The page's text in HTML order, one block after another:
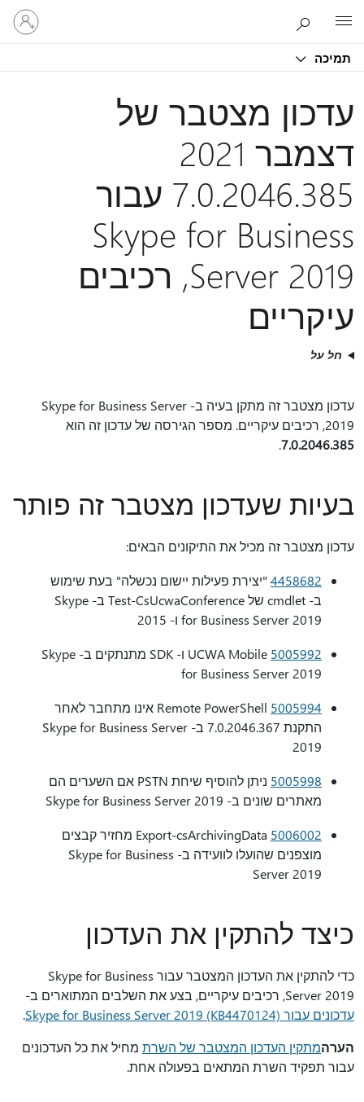
תמיכה
היכנס
לחשבון
שלך
עדכון מצטבר של
דצמבר 2021
7.0.2046.385 עבור
Skype for Business
Server 2019, רכיבים
עיקריים
חל על
עדכון מצטבר זה מתקן בעיה ב- Skype for Business Server
2019, רכיבים עיקריים. מספר הגירסה של עדכון זה הוא
7.0.2046.385
.
בעיות שעדכון מצטבר זה פותר
עדכון מצטבר זה מכיל את התיקונים הבאים:
4458682 "יצירת פעילות יישום נכשלה" בעת שימוש
ב- cmdlet של Test-CsUcwaConference ב- Skype
for Business Server 2019 ו- 2015
5005992
UCWA Mobile ו- SDK מתנתקים ב- Skype
for Business Server 2019
5005994
Remote PowerShell אינו מתחבר לאחר
התקנת 7.0.2046.367 ב- Skype for Business Server
2019
5005998
ניתן להוסיף שיחת PSTN אם השערים הם
מאתרים שונים ב- Skype for Business Server 2019
5006002
Export-csArchivingData מחזיר קבצים
מוצפנים שהועלו לוועידה ב- Skype for Business
Server 2019
כיצד להתקין את העדכון
כדי להתקין את העדכון המצטבר עבור Skype for Business
Server 2019, רכיבים עיקריים, בצע את השלבים המתוארים ב-
עדכונים עבור Skype for Business Server 2019 (KB4470124)
.
הערהמתקין העדכון המצטבר של השרת מחיל את כל העדכונים
עבור תפקיד השרת המתאים בפעולה אחת.